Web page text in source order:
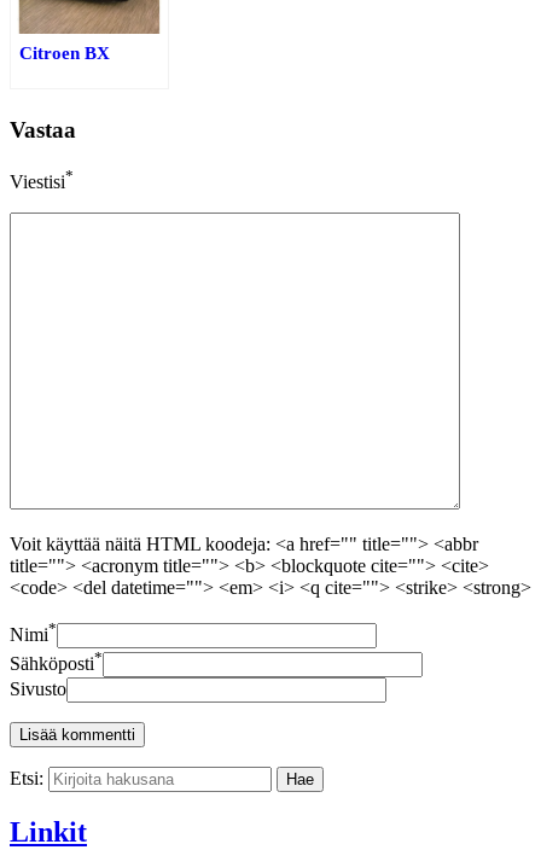
Citroen BX
Vastaa
Viestisi*
Voit käyttää näitä HTML koodeja: <a href="" title=""> <abbr
title=""> <acronym title=""> <b> <blockquote cite=""> <cite>
<code> <del datetime=""> <em> <i> <q cite=""> <strike> <strong>
Nimi*
Sähköposti*
Sivusto
Etsi:
Linkit